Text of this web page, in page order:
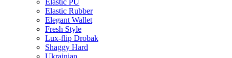
Elastic PU
Elastic Rubber
Elegant Wallet
Fresh Style
Lux-flip Drobak
Shaggy Hard